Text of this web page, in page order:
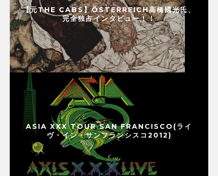
【元THE CABS】ÖSTERREICH高橋國光氏、
完全独占インタビュー！！
ASIA XXX TOUR SAN FRANCISCO(ライ
ヴ・イン・サンフランシスコ2012)